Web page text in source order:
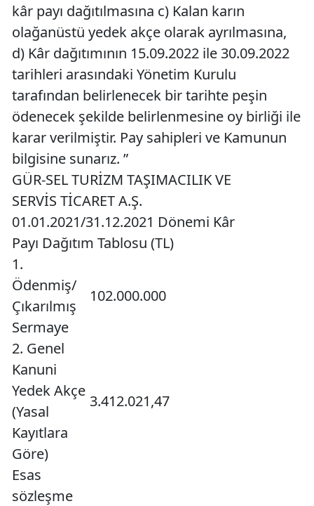
kâr payı dağıtılmasına c) Kalan karın
olağanüstü yedek akçe olarak ayrılmasına,
d) Kâr dağıtımının 15.09.2022 ile 30.09.2022
tarihleri arasındaki Yönetim Kurulu
tarafından belirlenecek bir tarihte peşin
ödenecek şekilde belirlenmesine oy birliği ile
karar verilmiştir. Pay sahipleri ve Kamunun
bilgisine sunarız. ”
GÜR-SEL TURİZM TAŞIMACILIK VE
SERVİS TİCARET A.Ş.
01.01.2021/31.12.2021 Dönemi Kâr
Payı Dağıtım Tablosu (TL)
1.
Ödenmiş/
Çıkarılmış
Sermaye
102.000.000
2. Genel
Kanuni
Yedek Akçe
(Yasal
Kayıtlara
Göre)
3.412.021,47
Esas
sözleşme